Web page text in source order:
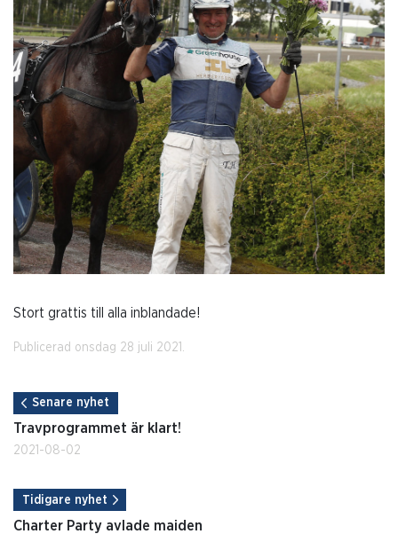
Stort grattis till alla inblandade!
Publicerad onsdag 28 juli 2021.
Senare nyhet
Travprogrammet är klart!
2021-08-02
Tidigare nyhet
Charter Party avlade maiden